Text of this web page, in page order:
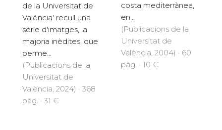
de la Universitat de
València' recull una
sèrie d'imatges, la
majoria inèdites, que
perme...
(Publicacions de la
Universitat de
València, 2024) · 368
pàg. · 31 €
costa mediterrànea,
en...
(Publicacions de la
Universitat de
València, 2004) · 60
pàg. · 10 €